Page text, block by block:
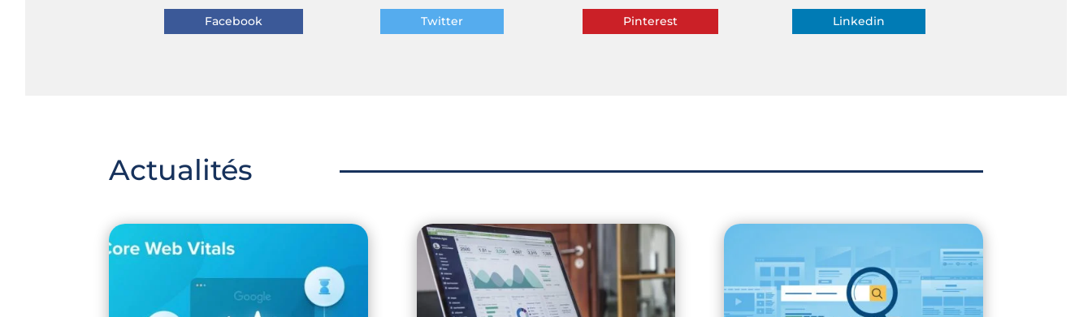
Facebook Twitter Pinterest Linkedin
Actualités